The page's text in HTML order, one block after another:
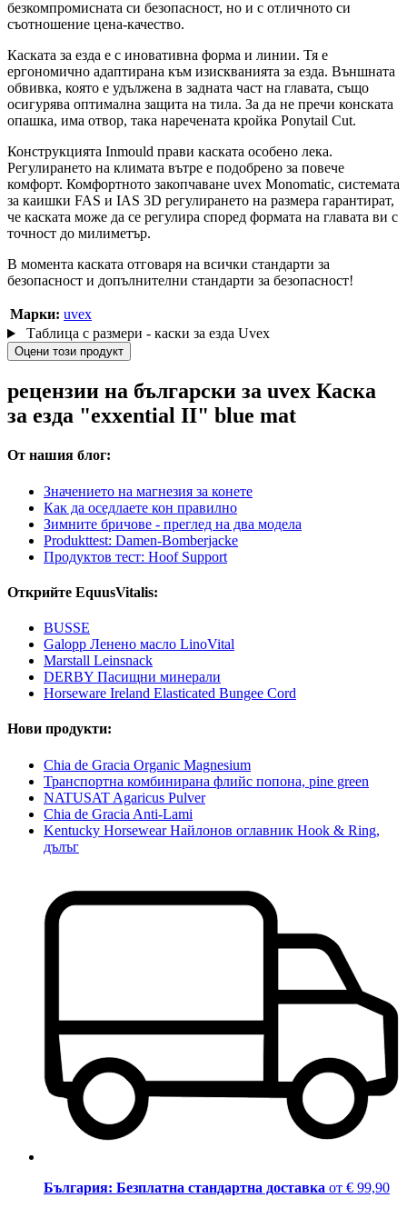
безкомпромисната си безопасност, но и с отличното си
съотношение цена-качество.
Каската за езда е с иновативна форма и линии. Тя е
ергономично адаптирана към изискванията за езда. Външната
обвивка, която е удължена в задната част на главата, също
осигурява оптимална защита на тила. За да не пречи конската
опашка, има отвор, така наречената кройка Ponytail Cut.
Конструкцията Inmould прави каската особено лека.
Регулирането на климата вътре е подобрено за повече
комфорт. Комфортното закопчаване uvex Monomatic, системата
за каишки FAS и IAS 3D регулирането на размера гарантират,
че каската може да се регулира според формата на главата ви с
точност до милиметър.
В момента каската отговаря на всички стандарти за
безопасност и допълнителни стандарти за безопасност!
Марки: uvex
Таблица с размери - каски за езда Uvex
Оцени този продукт
рецензии на български за uvex Каска
за езда "exxential II" blue mat
От нашия блог:
Значението на магнезия за конете
Как да оседлаете кон правилно
Зимните бричове - преглед на два модела
Produkttest: Damen-Bomberjacke
Продуктов тест: Hoof Support
Открийте EquusVitalis:
BUSSE
Galopp Ленено масло LinoVital
Marstall Leinsnack
DERBY Пасищни минерали
Horseware Ireland Elasticated Bungee Cord
Нови продукти:
Chia de Gracia Organic Magnesium
Транспортна комбинирана флийс попона, pine green
NATUSAT Agaricus Pulver
Chia de Gracia Anti-Lami
Kentucky Horsewear Найлонов оглавник Hook & Ring,
дълъг
България: Безплатна стандартна доставка от € 99,90